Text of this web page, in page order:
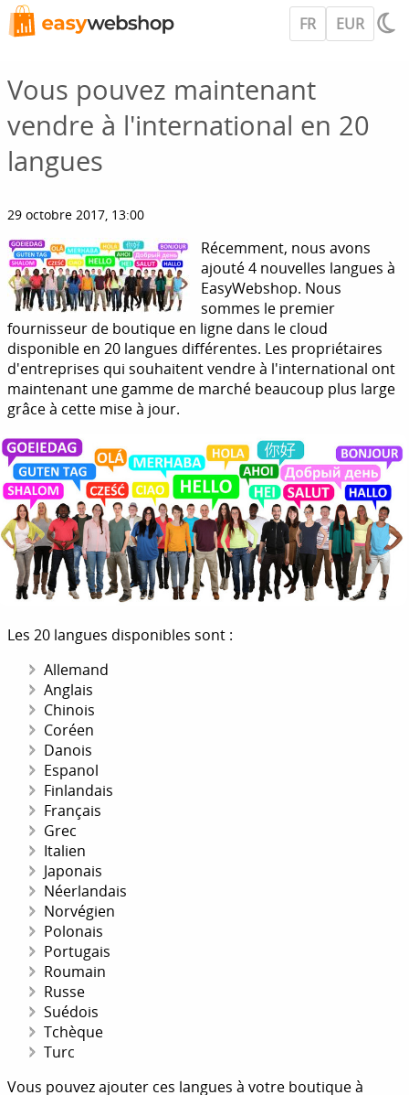
FR EUR
Vous pouvez maintenant
vendre à l'international en 20
langues
29 octobre 2017, 13:00
Récemment, nous avons
ajouté 4 nouvelles langues à
EasyWebshop. Nous
sommes le premier
fournisseur de boutique en ligne dans le cloud
disponible en 20 langues différentes. Les propriétaires
d'entreprises qui souhaitent vendre à l'international ont
maintenant une gamme de marché beaucoup plus large
grâce à cette mise à jour.
Les 20 langues disponibles sont :
Allemand
Anglais
Chinois
Coréen
Danois
Espanol
Finlandais
Français
Grec
Italien
Japonais
Néerlandais
Norvégien
Polonais
Portugais
Roumain
Russe
Suédois
Tchèque
Turc
Vous pouvez ajouter ces langues à votre boutique à